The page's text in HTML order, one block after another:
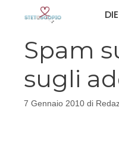
contenutoSpam
sugli
7 Gennaio 2010 di